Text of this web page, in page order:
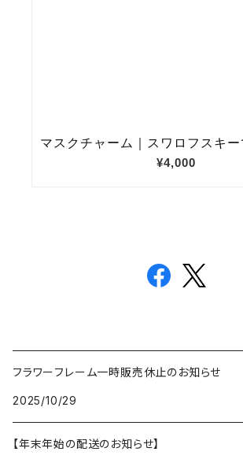
フラワーフレーム一時販売休止のお知らせ
2025/10/29
【年末年始の配送のお知らせ】